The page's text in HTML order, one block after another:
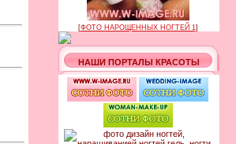
[ФОТО НАРОЩЕННЫХ НОГТЕЙ 1]
НАШИ ПОРТАЛЫ КРАСОТЫ